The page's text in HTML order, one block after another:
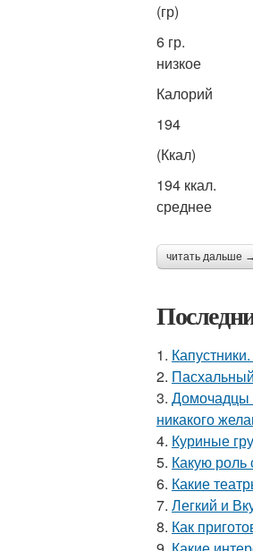
(гр)
6 гр.
низкое
Калорий
194
(Ккал)
194 ккал.
среднее
читать дальше →
1.
2.
3. Домочадцы
никакого
4. Куриные
5. Какую роль
6. Какие
7. Легкий и
8. Как